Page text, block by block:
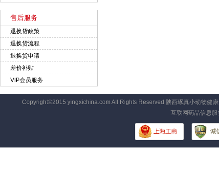
售后服务
退换货政策
退换货流程
退换货申请
差价补贴
VIP会员服务
Copyright©2015 yingxichina.com All Rights Reserved 陕西琢真小动物健
互联网药品信息